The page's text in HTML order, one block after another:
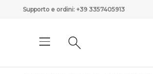
Supporto e ordini: +39 3357405913